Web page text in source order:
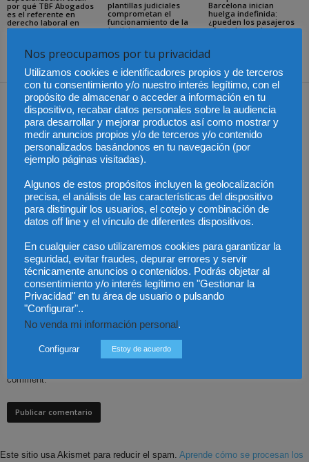
por qué TBF Abogados
es el referente en
derecho laboral en
Málaga
plantillas judiciales
comprometan el
funcionamiento de la
Justicia
Barcelona inician
huelga indefinida:
¿pueden los pasajeros
afectados reclamar
Dejar una respuesta
comment.
Este sitio usa Akismet para reducir el spam. Aprende cómo se procesan los
Nos preocupamos por tu privacidad
Utilizamos cookies e identificadores propios y de terceros
con tu consentimiento y/o nuestro interés legítimo, con el
propósito de almacenar o acceder a información en tu
dispositivo, recabar datos personales sobre la audiencia
para desarrollar y mejorar productos así como mostrar y
medir anuncios propios y/o de terceros y/o contenido
personalizados basándonos en tu navegación (por
ejemplo páginas visitadas).
Algunos de estos propósitos incluyen la geolocalización
precisa, el análisis de las características del dispositivo
para distinguir los usuarios, el cotejo y combinación de
datos off line y el vínculo de diferentes dispositivos.
En cualquier caso utilizaremos cookies para garantizar la
seguridad, evitar fraudes, depurar errores y servir
técnicamente anuncios o contenidos. Podrás objetar al
consentimiento y/o interés legítimo en "Gestionar la
Privacidad" en tu área de usuario o pulsando
"Configurar"..
No venda mi información personal.
Configurar Estoy de acuerdo